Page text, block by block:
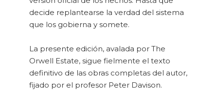
decide replantearse la verdad del sistema
que los gobierna y somete.
La presente edición, avalada por The
Orwell Estate, sigue fielmente el texto
definitivo de las obras completas del autor,
fijado por el profesor Peter Davison.